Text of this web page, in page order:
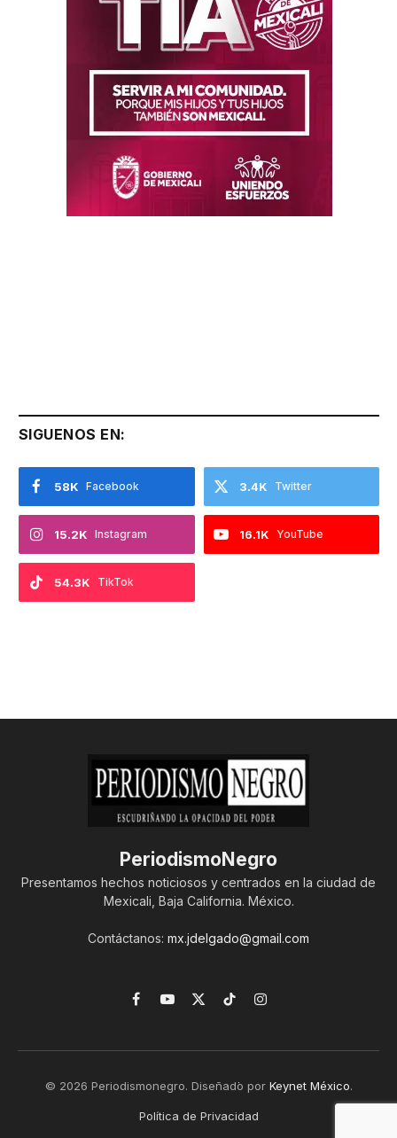
SIGUENOS EN:
Facebook
58K Twitter
3.4K
Instagram
15.2K YouTube
16.1K
TikTok
54.3K
PeriodismoNegro
Presentamos hechos noticiosos y centrados en la ciudad de
Mexicali, Baja California. México.
Contáctanos: mx.jdelgado@gmail.com
Facebook
YouTube
X
TikTokInstagram
© 2026 Periodismonegro. Diseñado por Keynet México.
Política de Privacidad